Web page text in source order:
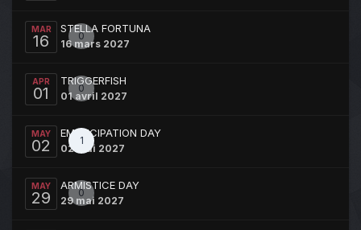
MAR
16 0
STELLA FORTUNA
16 mars 2027
APR
01 0
TRIGGERFISH
01 avril 2027
MAY
02 1
EMANCIPATION DAY
02 mai 2027
MAY
29 0
ARMISTICE DAY
29 mai 2027